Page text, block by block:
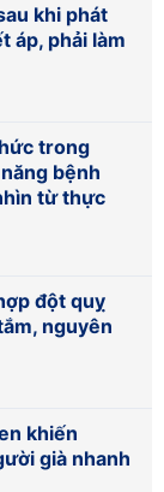
khi phát
áp, phải làm
trong
bệnh
từ thực
đột quỵ
nguyên
khiến
già nhanh